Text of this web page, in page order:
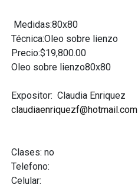
Medidas:80x80
Técnica:Oleo sobre lienzo
Precio:$19,800.00
Oleo sobre lienzo80x80
Expositor: Claudia Enriquez
claudiaenriquezf@hotmail.com
Clases: no
Telefono:
Celular: